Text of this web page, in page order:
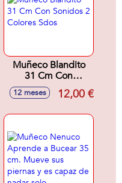
Muñeco Blandito
31 Cm Con
Sonidos 2 Colores
Sdos
12 meses 12,00 €